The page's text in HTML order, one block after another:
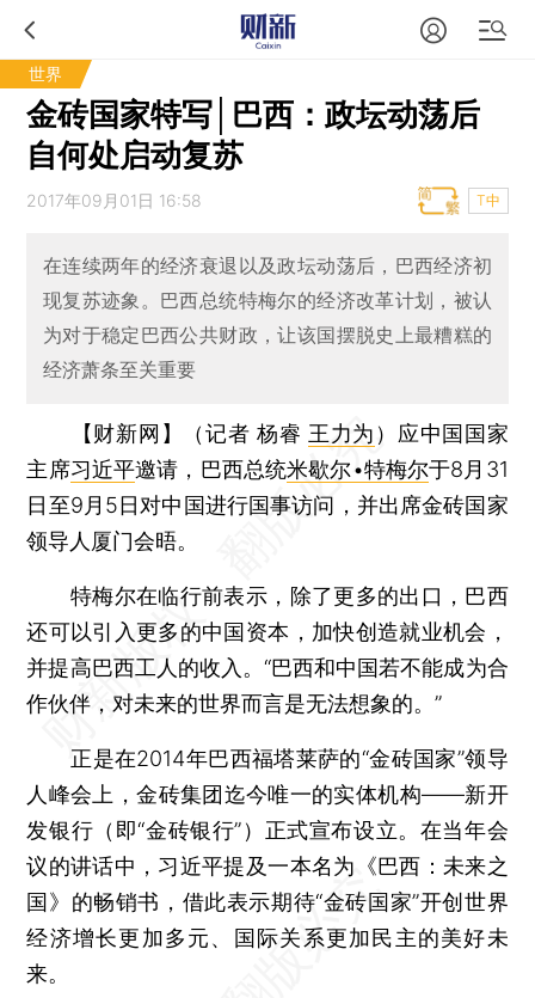
世界
​金砖国家特写│巴西：政坛动荡后
自何处启动复苏
2017年09月01日 16:58 T中
在连续两年的经济衰退以及政坛动荡后，巴西经济初
现复苏迹象。巴西总统特梅尔的经济改革计划，被认
为对于稳定巴西公共财政，让该国摆脱史上最糟糕的
经济萧条至关重要
【财新网】（记者 杨睿 王力为 ） 应中国国家
主席习近平邀请，巴西总统米歇尔•特梅尔于8月31
日至9月5日对中国进行国事访问，并出席金砖国家
领导人厦门会晤。
特梅尔在临行前表示，除了更多的出口，巴西
还可以引入更多的中国资本，加快创造就业机会，
并提高巴西工人的收入。“巴西和中国若不能成为合
作伙伴，对未来的世界而言是无法想象的。”
正是在2014年巴西福塔莱萨的“金砖国家”领导
人峰会上，金砖集团迄今唯一的实体机构——新开
发银行（即“金砖银行”）正式宣布设立。在当年会
议的讲话中，习近平提及一本名为《巴西：未来之
国》的畅销书，借此表示期待“金砖国家”开创世界
经济增长更加多元、国际关系更加民主的美好未
来。